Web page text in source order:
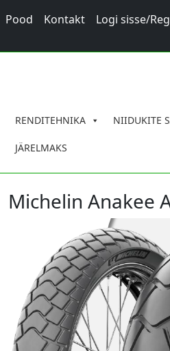
Pood Kontakt
Logi sisse/
RENDITEHNIKA NIIDUKITE
JÄRELMAKS
Michelin Anakee